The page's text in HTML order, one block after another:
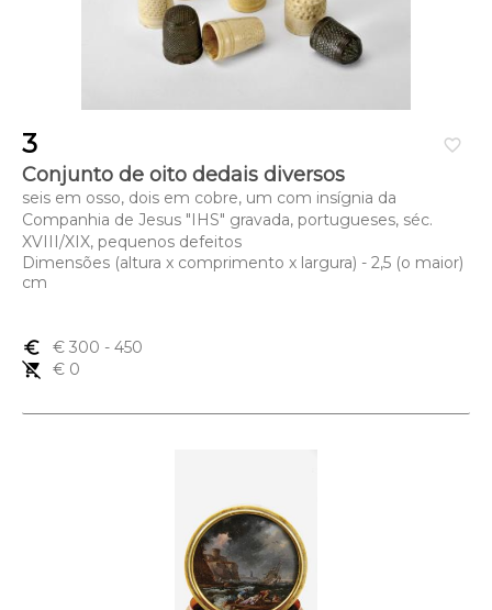
favorite_border
3
Conjunto de oito dedais diversos
seis em osso, dois em cobre, um com insígnia da
Companhia de Jesus "IHS" gravada, portugueses, séc.
XVIII/XIX, pequenos defeitos
Dimensões (altura x comprimento x largura) - 2,5 (o maior)
cm
euro_symbol € 300 - 450
remove_shopping_cart
€ 0